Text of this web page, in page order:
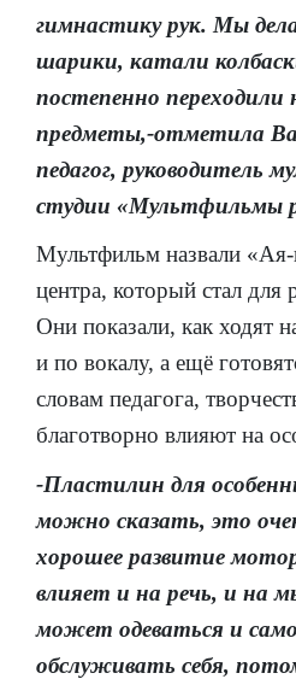
гимнастику рук. Мы
шарики, катали
постепенно
предметы,-отметила
педагог, руководитель
студии «Мультфильмы
Мультфильм назвали «Ая-
центра, который стал
Они показали, как ходят
и по вокалу, а ещё
словам педагога,
благотворно влияют на
-Пластилин для
можно сказать, это
хорошее развитие
влияет и на речь, и на
может одеваться и
обслуживать себя,